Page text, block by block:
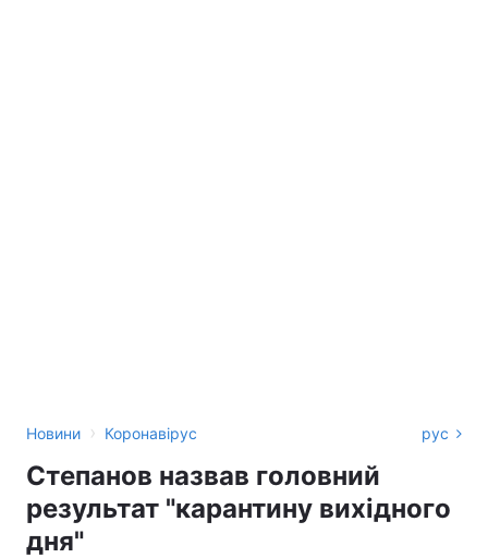
Новини › Коронавірус рус
Степанов назвав головний
результат "карантину вихідного
дня"